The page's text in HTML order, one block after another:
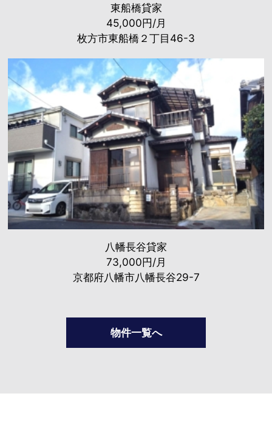
東船橋貸家
45,000円/月
枚方市東船橋２丁目46-3
八幡長谷貸家
73,000円/月
京都府八幡市八幡長谷29-7
物件一覧へ